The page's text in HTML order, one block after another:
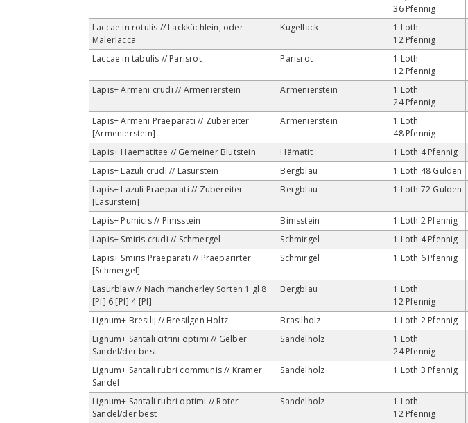
36 Pfennig
Laccae in rotulis // Lackküchlein, oder
Malerlacca
Kugellack
1 Loth
12 Pfennig
Laccae in tabulis // Parisrot Parisrot
1 Loth
12 Pfennig
Lapis+ Armeni crudi // Armenierstein
Armenierstein
1 Loth
24 Pfennig
Lapis+ Armeni Praeparati // Zubereiter
[Armenierstein]
Armenierstein
1 Loth
48 Pfennig
Lapis+ Haematitae // Gemeiner Blutstein Hämatit 1 Loth 4 Pfennig
Lapis+ Lazuli crudi // Lasurstein
Bergblau 1 Loth 48 Gulden
Lapis+ Lazuli Praeparati // Zubereiter
[Lasurstein]
Bergblau 1 Loth 72 Gulden
Lapis+ Pumicis // Pimsstein Bimsstein 1 Loth 2 Pfennig
Lapis+ Smiris crudi // Schmergel
Schmirgel 1 Loth 4 Pfennig
Lapis+ Smiris Praeparati // Praeparirter
[Schmergel]
Schmirgel 1 Loth 6 Pfennig
Lasurblaw // Nach mancherley Sorten 1 gl 8
[Pf] 6 [Pf] 4 [Pf]
Bergblau
1 Loth
12 Pfennig
Lignum+ Bresilij // Bresilgen Holtz
Brasilholz 1 Loth 2 Pfennig
Lignum+ Santali citrini optimi // Gelber
Sandel/der best
Sandelholz
1 Loth
24 Pfennig
Lignum+ Santali rubri communis // Kramer
Sandel
Sandelholz 1 Loth 3 Pfennig
Lignum+ Santali rubri optimi // Roter
Sandel/der best
Sandelholz
1 Loth
12 Pfennig